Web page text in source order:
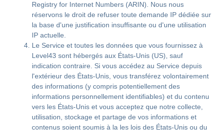
Registry for Internet Numbers (ARIN). Nous nous
réservons le droit de refuser toute demande IP dédiée sur
la base d'une justification insuffisante ou d'une utilisation
IP actuelle.
Le Service et toutes les données que vous fournissez à
Level43 sont hébergés aux États-Unis (US), sauf
indication contraire. Si vous accédez au Service depuis
l'extérieur des États-Unis, vous transférez volontairement
des informations (y compris potentiellement des
informations personnellement identifiables) et du contenu
vers les États-Unis et vous acceptez que notre collecte,
utilisation, stockage et partage de vos informations et
contenus soient soumis à la les lois des États-Unis ou du